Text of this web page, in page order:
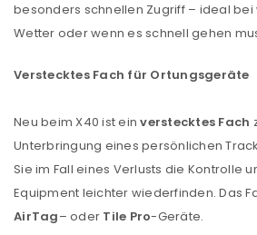
ANMELDEN
besonders schnellen Zugriff – ideal
Wetter oder wenn es schnell gehen
Verstecktes Fach für Ortungsgeräte
Neu beim X40 ist einverstecktes Fach
Unterbringung eines persönlichen
Sie im Fall eines Verlusts die Kontrolle
Equipment leichter wiederfinden. Das
AirTag– oder Tile Pro-Geräte.